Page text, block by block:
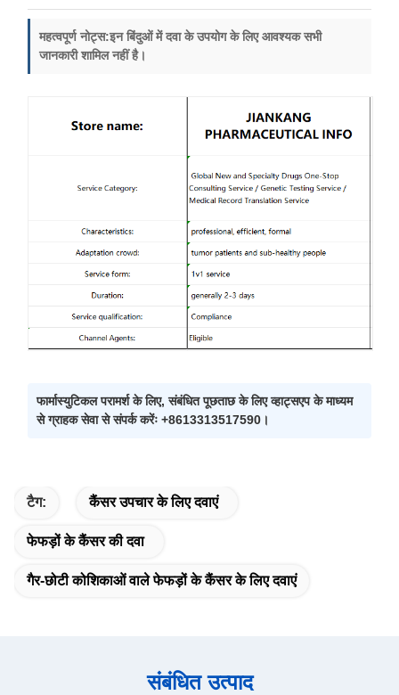
महत्वपूर्ण नोट्स:इन बिंदुओं में दवा के उपयोग के लिए आवश्यक सभी
जानकारी शामिल नहीं है।
फार्मास्युटिकल परामर्श के लिए, संबंधित पूछताछ के लिए व्हाट्सएप के माध्यम
से ग्राहक सेवा से संपर्क करेंः +8613313517590।
टैग: कैंसर उपचार के लिए दवाएं
फेफड़ों के कैंसर की दवा
गैर-छोटी कोशिकाओं वाले फेफड़ों के कैंसर के लिए दवाएं
संबंधित उत्पाद